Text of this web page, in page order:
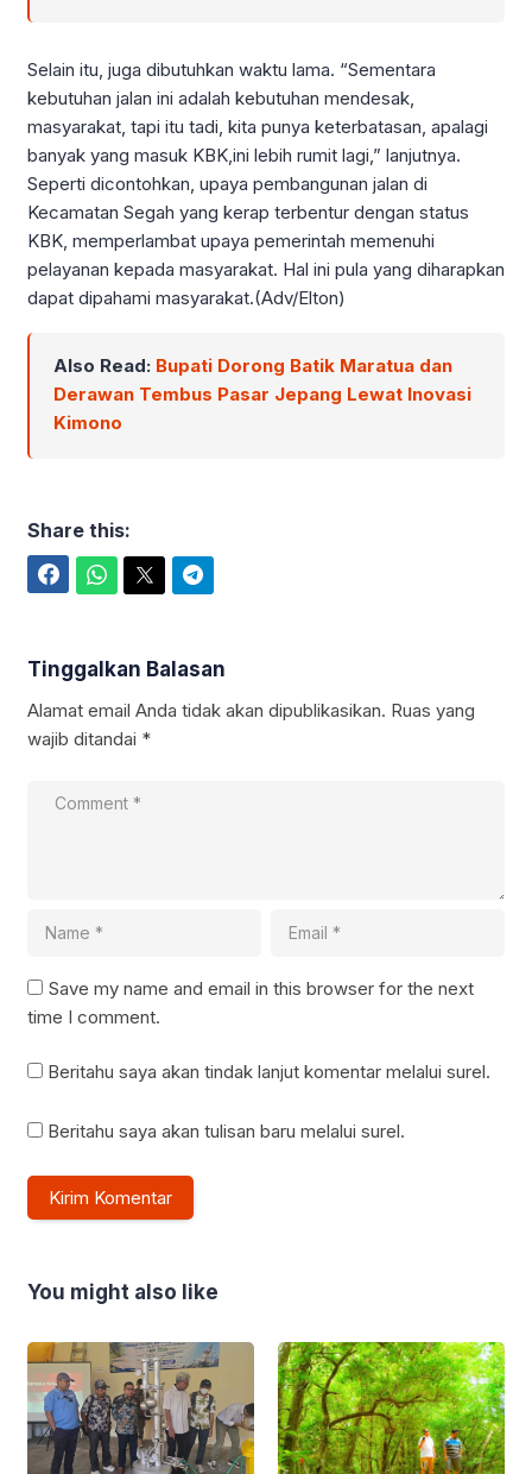
Selain itu, juga dibutuhkan waktu lama. “Sementara
kebutuhan jalan ini adalah kebutuhan mendesak,
masyarakat, tapi itu tadi, kita punya keterbatasan, apalagi
banyak yang masuk KBK,ini lebih rumit lagi,” lanjutnya.
Seperti dicontohkan, upaya pembangunan jalan di
Kecamatan Segah yang kerap terbentur dengan status
KBK, memperlambat upaya pemerintah memenuhi
pelayanan kepada masyarakat. Hal ini pula yang diharapkan
dapat dipahami masyarakat.(Adv/Elton)
Also Read: Bupati Dorong Batik Maratua dan
Derawan Tembus Pasar Jepang Lewat Inovasi
Kimono
Share this:
Tinggalkan Balasan
Alamat email Anda tidak akan dipublikasikan. Ruas yang
wajib ditandai *
Save my name and email in this browser for the next
time I comment.
Beritahu saya akan tindak lanjut komentar melalui surel.
Beritahu saya akan tulisan baru melalui surel.
You might also like